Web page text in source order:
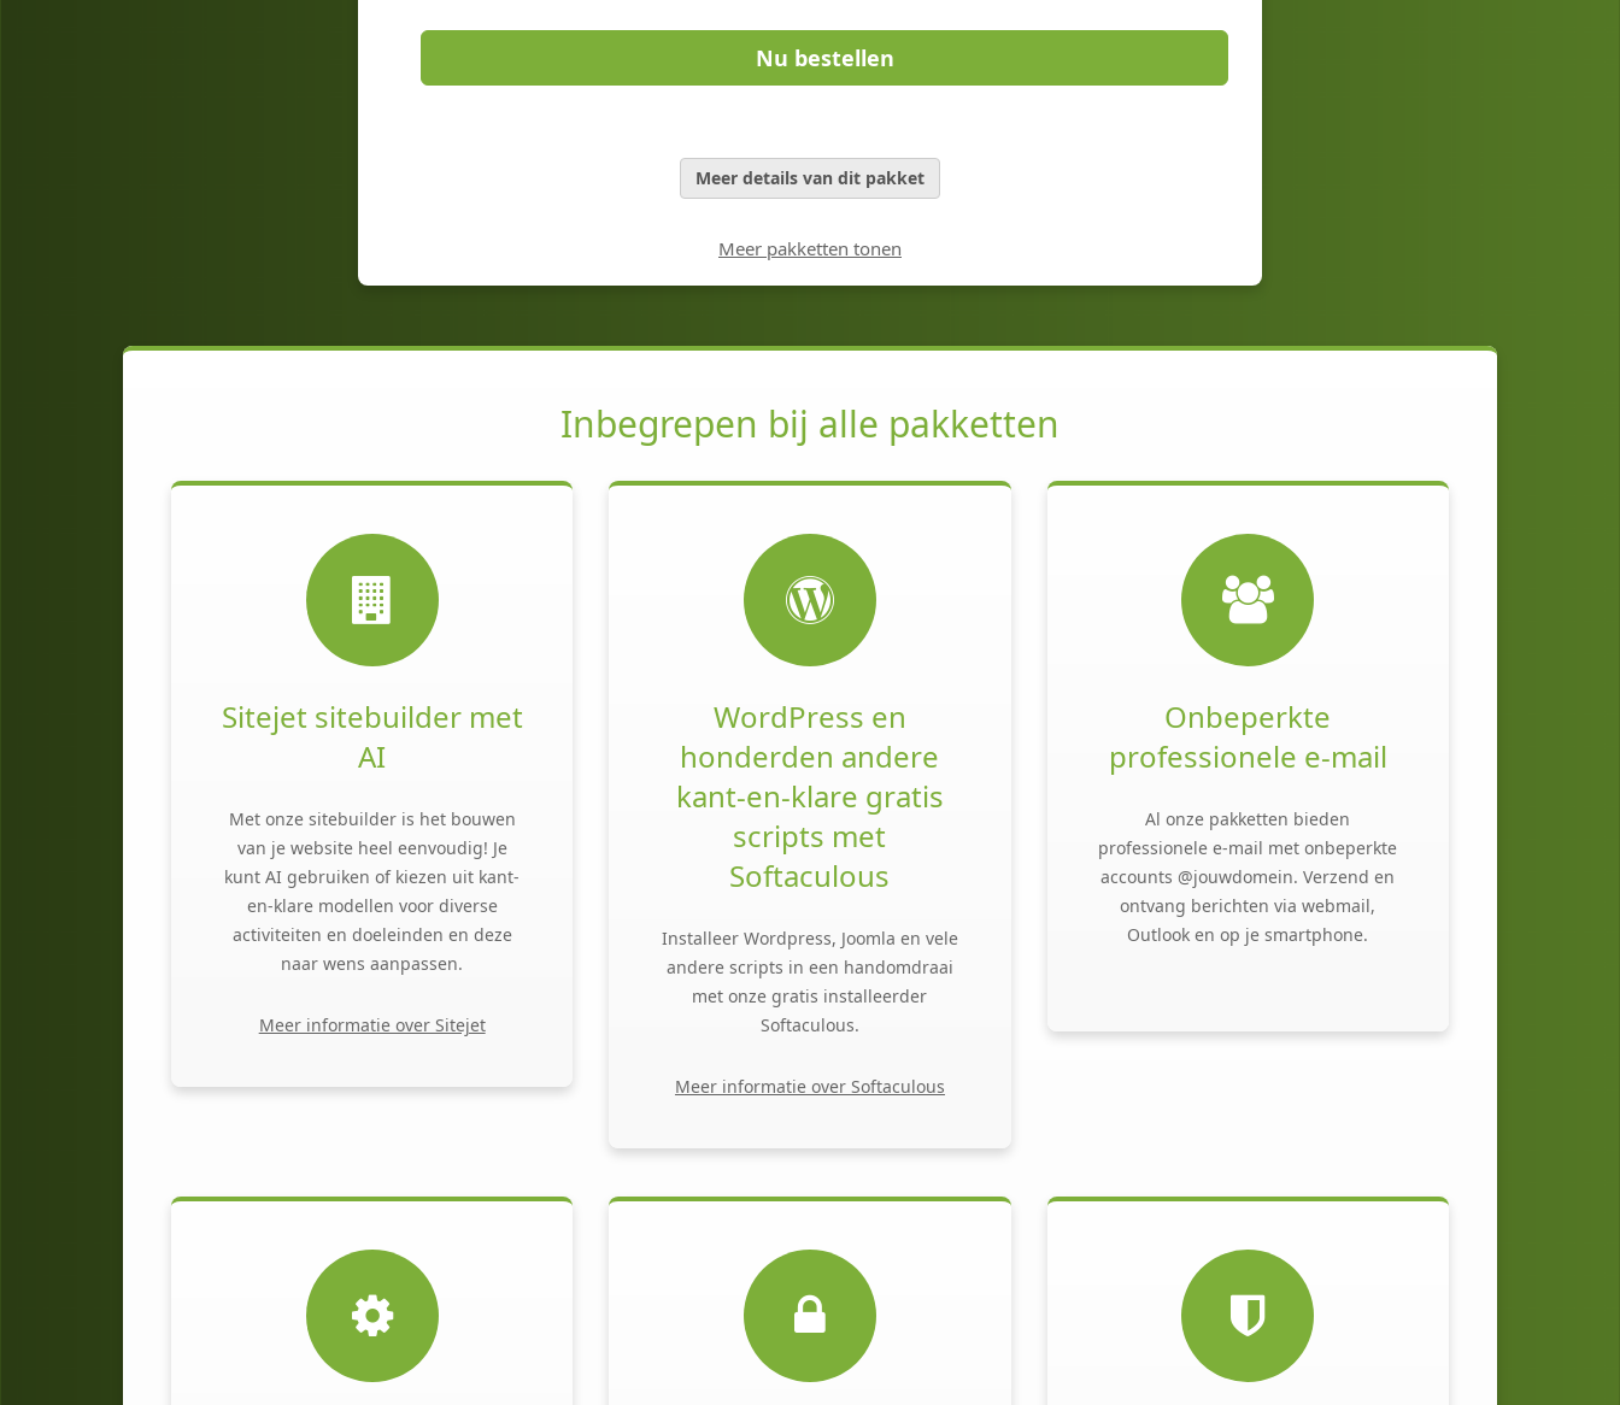
Nu bestellen
Meer details van dit pakket
Meer pakketten tonen
Inbegrepen bij alle pakketten
Sitejet sitebuilder met
AI
Met onze sitebuilder is het bouwen
van je website heel eenvoudig! Je
kunt AI gebruiken of kiezen uit kant-
en-klare modellen voor diverse
activiteiten en doeleinden en deze
naar wens aanpassen.
Meer informatie over Sitejet
WordPress en
honderden andere
kant-en-klare gratis
scripts met
Softaculous
Installeer Wordpress, Joomla en vele
andere scripts in een handomdraai
met onze gratis installeerder
Softaculous.
Meer informatie over Softaculous
Onbeperkte
professionele e-mail
Al onze pakketten bieden
professionele e-mail met onbeperkte
accounts @jouwdomein. Verzend en
ontvang berichten via webmail,
Outlook en op je smartphone.